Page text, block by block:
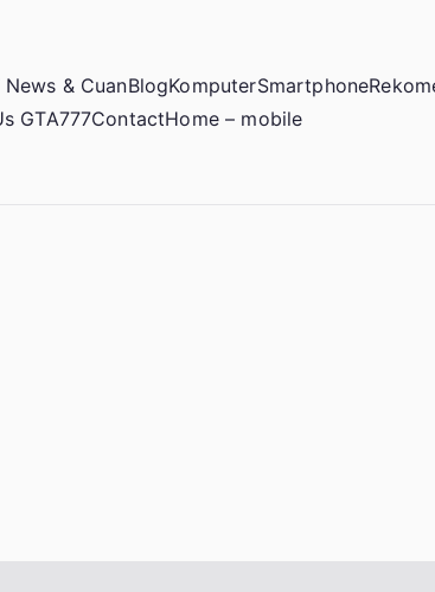
News & CuanBlogKomputerSmartphone
GTA777ContactHome – mobile